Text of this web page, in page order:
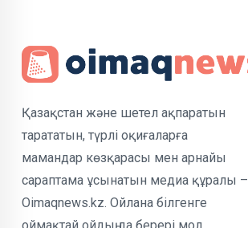
Қазақстан және шетел ақпаратын
тарататын, түрлі оқиғаларға
мамандар көзқарасы мен арнайы
сараптама ұсынатын медиа құралы –
Oimaqnews.kz. Ойлана білгенге